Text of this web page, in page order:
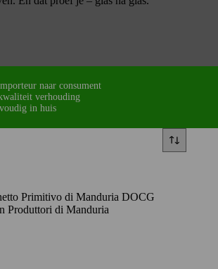
naar consument
verhouding
in huis